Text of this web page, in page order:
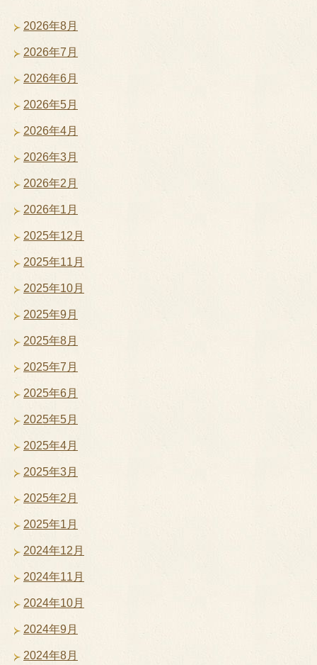
2026年8月
2026年7月
2026年6月
2026年5月
2026年4月
2026年3月
2026年2月
2026年1月
2025年12月
2025年11月
2025年10月
2025年9月
2025年8月
2025年7月
2025年6月
2025年5月
2025年4月
2025年3月
2025年2月
2025年1月
2024年12月
2024年11月
2024年10月
2024年9月
2024年8月